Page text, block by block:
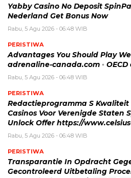
Yabby Casino No Deposit
Nederland Get Bonus Now
Rabu, 5 Agu 2026 - 06:48 WIB
PERISTIWA
Advantages You Should Play
adrenaline-canada.com ◦
Rabu, 5 Agu 2026 - 06:48 WIB
PERISTIWA
Redactieprogramma S
Casinos Voor Verenigde Staten
Unlock Offer https://
Rabu, 5 Agu 2026 - 06:48 WIB
PERISTIWA
Transparantie In Opdracht
Gecontroleerd Uitbetaling